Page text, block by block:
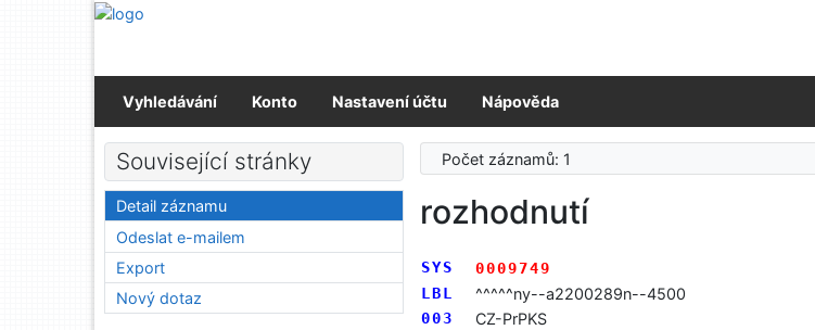
Přejít na obsah
Vyhledávání Konto Nastavení účtu Nápověda
Počet záznamů: 1
rozhodnutí
SYS
0009749
LBL
^^^^^ny--a2200289n--4500
003 CZ-PrPKS
Související stránky
Detail záznamu
Odeslat e-mailem
Export
Nový dotaz